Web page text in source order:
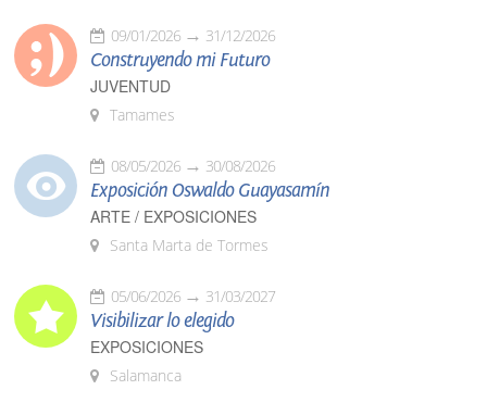
09/01/2026 31/12/2026
Construyendo mi Futuro
JUVENTUD
Tamames
08/05/2026 30/08/2026
Exposición Oswaldo Guayasamín
ARTE / EXPOSICIONES
Santa Marta de Tormes
05/06/2026 31/03/2027
Visibilizar lo elegido
EXPOSICIONES
Salamanca